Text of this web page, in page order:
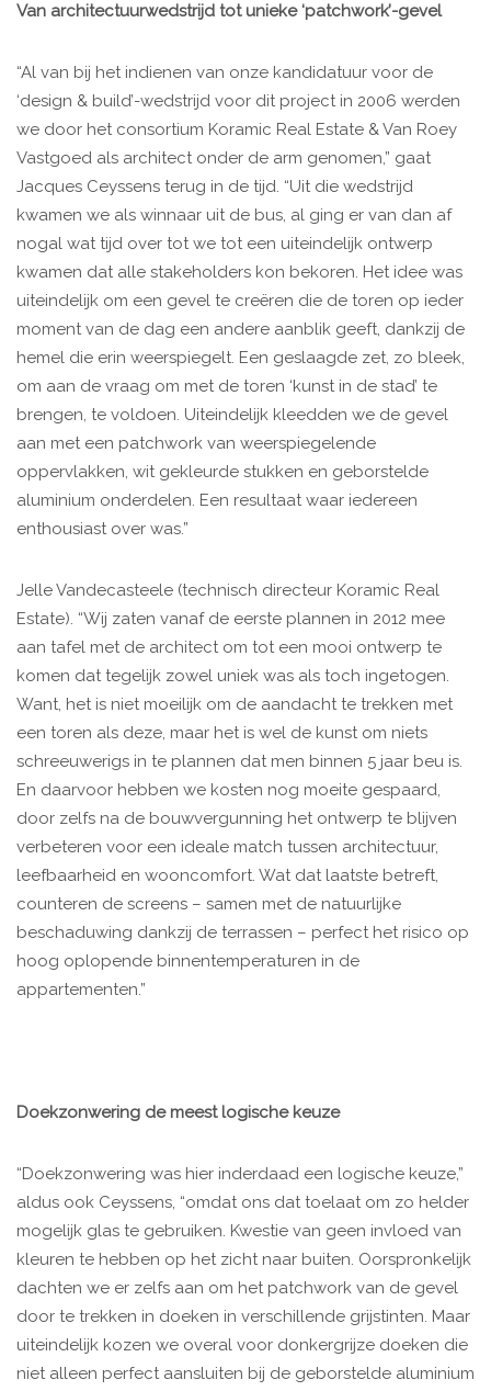
Van architectuurwedstrijd tot unieke ‘patchwork’-gevel
“Al van bij het indienen van onze kandidatuur voor de
‘design & build’-wedstrijd voor dit project in 2006 werden
we door het consortium Koramic Real Estate & Van Roey
Vastgoed als architect onder de arm genomen,” gaat
Jacques Ceyssens terug in de tijd. “Uit die wedstrijd
kwamen we als winnaar uit de bus, al ging er van dan af
nogal wat tijd over tot we tot een uiteindelijk ontwerp
kwamen dat alle stakeholders kon bekoren. Het idee was
uiteindelijk om een gevel te creëren die de toren op ieder
moment van de dag een andere aanblik geeft, dankzij de
hemel die erin weerspiegelt. Een geslaagde zet, zo bleek,
om aan de vraag om met de toren ‘kunst in de stad’ te
brengen, te voldoen. Uiteindelijk kleedden we de gevel
aan met een patchwork van weerspiegelende
oppervlakken, wit gekleurde stukken en geborstelde
aluminium onderdelen. Een resultaat waar iedereen
enthousiast over was.”
Jelle Vandecasteele (technisch directeur Koramic Real
Estate). “Wij zaten vanaf de eerste plannen in 2012 mee
aan tafel met de architect om tot een mooi ontwerp te
komen dat tegelijk zowel uniek was als toch ingetogen.
Want, het is niet moeilijk om de aandacht te trekken met
een toren als deze, maar het is wel de kunst om niets
schreeuwerigs in te plannen dat men binnen 5 jaar beu is.
En daarvoor hebben we kosten nog moeite gespaard,
door zelfs na de bouwvergunning het ontwerp te blijven
verbeteren voor een ideale match tussen architectuur,
leefbaarheid en wooncomfort. Wat dat laatste betreft,
counteren de screens – samen met de natuurlijke
beschaduwing dankzij de terrassen – perfect het risico op
hoog oplopende binnentemperaturen in de
appartementen.”
Doekzonwering de meest logische keuze
“Doekzonwering was hier inderdaad een logische keuze,”
aldus ook Ceyssens, “omdat ons dat toelaat om zo helder
mogelijk glas te gebruiken. Kwestie van geen invloed van
kleuren te hebben op het zicht naar buiten. Oorspronkelijk
dachten we er zelfs aan om het patchwork van de gevel
door te trekken in doeken in verschillende grijstinten. Maar
uiteindelijk kozen we overal voor donkergrijze doeken die
niet alleen perfect aansluiten bij de geborstelde aluminium